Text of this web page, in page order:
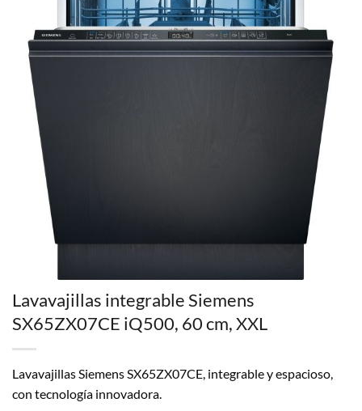
Lavavajillas integrable Siemens
SX65ZX07CE iQ500, 60 cm, XXL
Lavavajillas Siemens SX65ZX07CE, integrable y espacioso,
con tecnología innovadora.